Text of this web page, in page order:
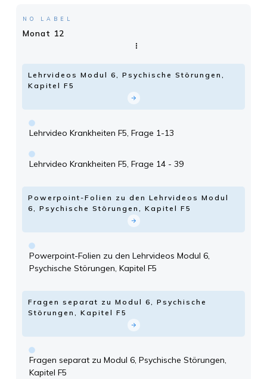
NO LABEL
Monat 12
Lehrvideos Modul 6, Psychische Störungen,
Kapitel F5
Lehrvideo Krankheiten F5, Frage 1-13
Lehrvideo Krankheiten F5, Frage 14 - 39
Powerpoint-Folien zu den Lehrvideos Modul
6, Psychische Störungen, Kapitel F5
Powerpoint-Folien zu den Lehrvideos Modul 6,
Psychische Störungen, Kapitel F5
Fragen separat zu Modul 6, Psychische
Störungen, Kapitel F5
Fragen separat zu Modul 6, Psychische Störungen,
Kapitel F5